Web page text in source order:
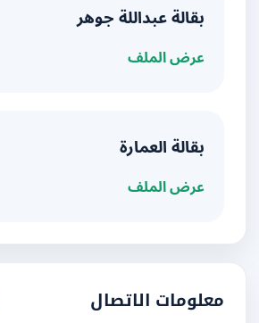
بقالة عبداللة جوهر
عرض الملف
بقالة العمارة
عرض الملف
معلومات الاتصال